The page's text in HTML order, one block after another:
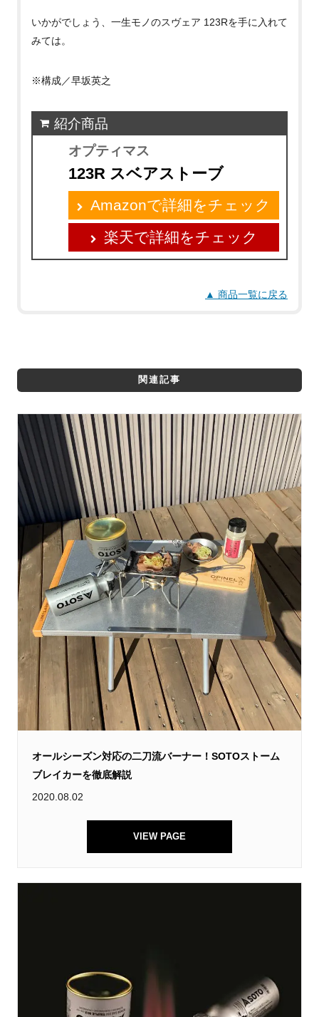
いかがでしょう、一生モノのスヴェア 123Rを手に入れて
みては。
※構成／早坂英之
紹介商品
オプティマス
123R スベアストーブ
Amazonで詳細をチェック
楽天で詳細をチェック
▲ 商品一覧に戻る
関連記事
オールシーズン対応の二刀流バーナー！SOTOストーム
ブレイカーを徹底解説
2020.08.02
VIEW PAGE